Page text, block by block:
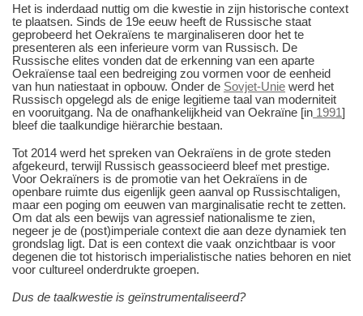
Het is inderdaad nuttig om die kwestie in zijn historische context
te plaatsen. Sinds de 19e eeuw heeft de Russische staat
geprobeerd het Oekraïens te marginaliseren door het te
presenteren als een inferieure vorm van Russisch. De
Russische elites vonden dat de erkenning van een aparte
Oekraïense taal een bedreiging zou vormen voor de eenheid
van hun natiestaat in opbouw. Onder de Sovjet-Unie werd het
Russisch opgelegd als de enige legitieme taal van moderniteit
en vooruitgang. Na de onafhankelijkheid van Oekraïne [in 1991]
bleef die taalkundige hiërarchie bestaan.
Tot 2014 werd het spreken van Oekraïens in de grote steden
afgekeurd, terwijl Russisch geassocieerd bleef met prestige.
Voor Oekraïners is de promotie van het Oekraïens in de
openbare ruimte dus eigenlijk geen aanval op Russischtaligen,
maar een poging om eeuwen van marginalisatie recht te zetten.
Om dat als een bewijs van agressief nationalisme te zien,
negeer je de (post)imperiale context die aan deze dynamiek ten
grondslag ligt. Dat is een context die vaak onzichtbaar is voor
degenen die tot historisch imperialistische naties behoren en niet
voor cultureel onderdrukte groepen.
Dus de taalkwestie is geïnstrumentaliseerd?